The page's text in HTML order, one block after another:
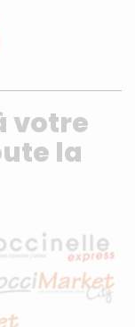
votre
la